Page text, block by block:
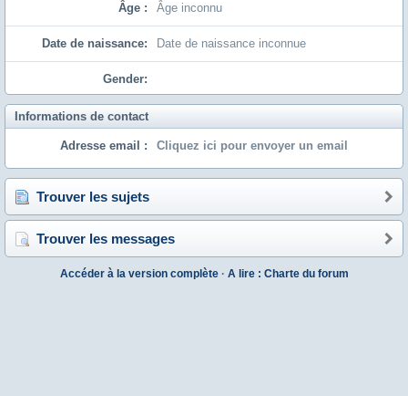
Âge : Âge inconnu
Date de naissance: Date de naissance inconnue
Gender:
Informations de contact
Adresse email : Cliquez ici pour envoyer un email
Trouver les sujets
Trouver les messages
Accéder à la version complète· A lire : Charte du forum